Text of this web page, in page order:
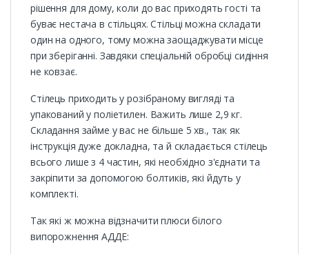
рішення для дому, коли до вас приходять гості та
буває нестача в стільцях. Стільці можна складати
один на одного, тому можна заощаджувати місце
при зберіганні. Завдяки спеціальній обробці сидіння
не ковзає.
Стілець приходить у розібраному вигляді та
упакований у поліетилен. Важить лише 2,9 кг.
Складання займе у вас не більше 5 хв., так як
інструкція дуже докладна, та й складається стілець
всього лише з 4 частин, які необхідно з'єднати та
закріпити за допомогою болтиків, які йдуть у
комплекті.
Так які ж можна відзначити плюси білого
випорожнення АДДЕ: